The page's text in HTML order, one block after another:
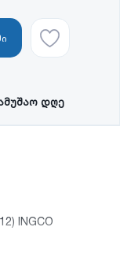
დღე
INGCO